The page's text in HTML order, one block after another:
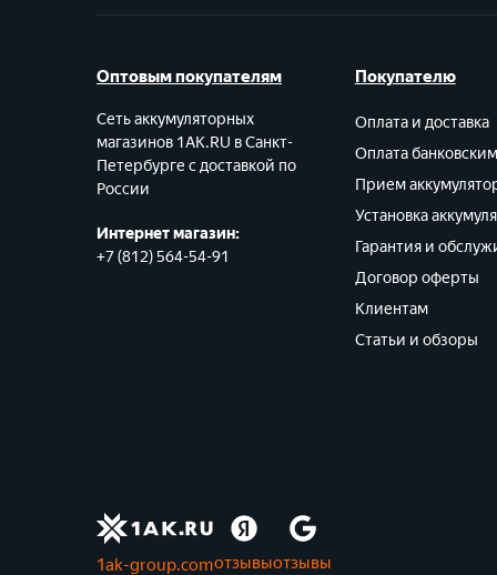
Оптовым покупателям
Сеть аккумуляторных
магазинов 1AK.RU в Санкт-
Петербурге с доставкой по
России
Интернет магазин:
+7 (812) 564-54-91
Покупателю
Оплата и доставка
Оплата
Прием
Установка
Гарантия и
Договор оферты
Клиентам
Статьи и обзоры
1ak-group.comотзывыотзывы